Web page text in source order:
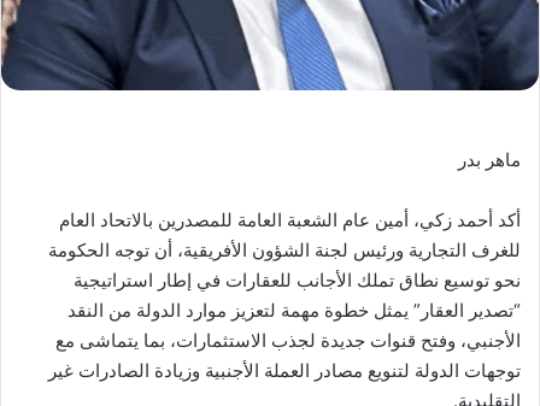
ماهر بدر
أكد أحمد زكي، أمين عام الشعبة العامة للمصدرين بالاتحاد العام
للغرف التجارية ورئيس لجنة الشؤون الأفريقية، أن توجه الحكومة
نحو توسيع نطاق تملك الأجانب للعقارات في إطار استراتيجية
“تصدير العقار” يمثل خطوة مهمة لتعزيز موارد الدولة من النقد
الأجنبي، وفتح قنوات جديدة لجذب الاستثمارات، بما يتماشى مع
توجهات الدولة لتنويع مصادر العملة الأجنبية وزيادة الصادرات غير
التقليدية.